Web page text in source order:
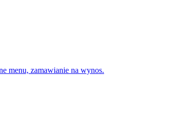
menu, zamawianie na wynos.